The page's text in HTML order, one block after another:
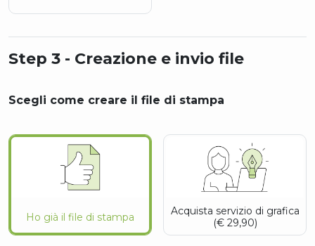
Step 3 - Creazione e invio file
Scegli come creare il file di stampa
Ho già il file di stampa
Acquista servizio di grafica
(€ 29,90)